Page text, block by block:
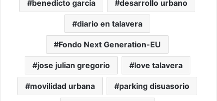
benedicto garcia desarrollo urbano
diario en talavera
Fondo Next Generation-EU
jose julian gregorio love talavera
movilidad urbana parking disuasorio